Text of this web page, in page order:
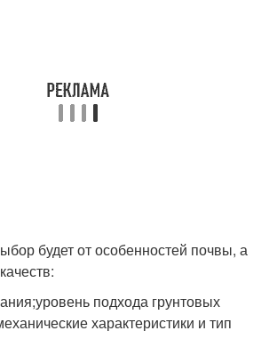
будет от особенностей почвы, а
подхода грунтовых
характеристики и тип